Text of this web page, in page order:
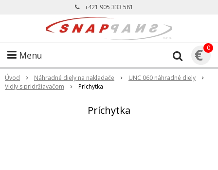
+421 905 333 581
Menu € 0
Úvod Náhradné diely na nakladače
UNC 060 náhradné diely
Vidly s pridržiavačom
Príchytka
Príchytka